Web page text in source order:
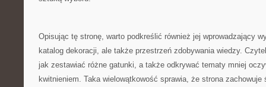
Opisując tę stronę, warto podkreślić również jej wprowadzający
katalog dekoracji, ale także przestrzeń zdobywania wiedzy.
jak zestawiać różne gatunki, a także odkrywać tematy mniej
kwitnieniem. Taka wielowątkowość sprawia, że strona